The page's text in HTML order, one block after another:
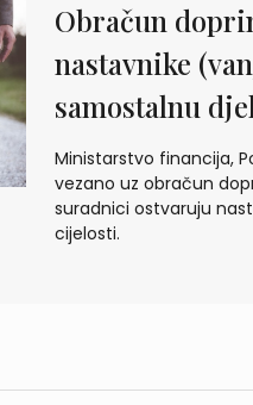
Obračun
nastavnike
samostalnu
Ministarstvo financija,
vezano uz obračun
suradnici ostvaruju
cijelosti.